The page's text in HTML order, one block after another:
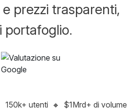
prezzi trasparenti,
portafoglio.
150k+ utenti 🔸
$1Mrd+ di volume